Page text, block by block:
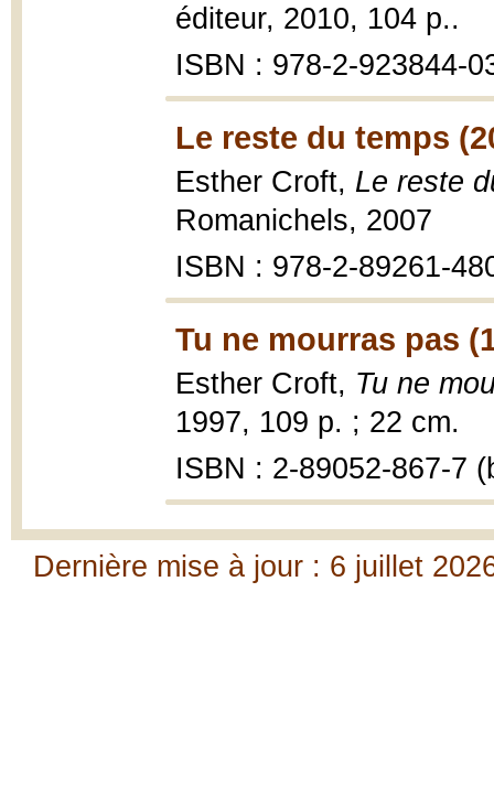
éditeur, 2010, 104 p..
ISBN : 978-2-923844-
Le reste du temps
Esther Croft, Le reste
Romanichels, 2007
ISBN : 978-2-89261-
Tu ne mourras pas
Esther Croft, Tu ne
1997, 109 p. ; 22 cm.
ISBN : 2-89052-867-7
Dernière mise à jour : 6 juillet